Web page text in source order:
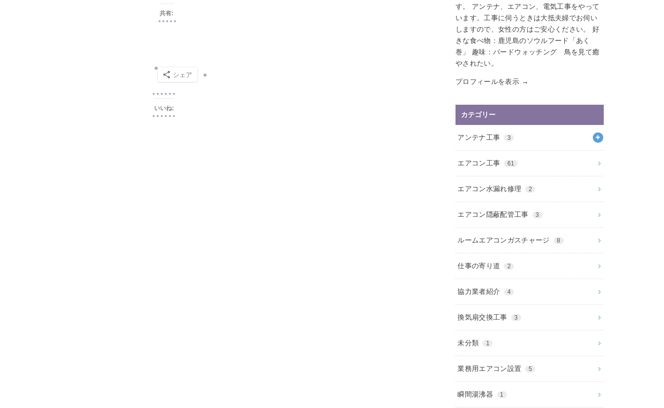
共有:
シェア
いいね:
す。 アンテナ、エアコン、電気工事をやって
います。工事に伺うときは大抵夫婦でお伺い
しますので、女性の方はご安心ください。 好
きな食べ物：鹿児島のソウルフード「あく
巻」 趣味：バードウォッチング 鳥を見て癒
やされたい。
プロフィールを表示 →
カテゴリー
アンテナ工事 3
エアコン工事 61
エアコン水漏れ修理 2
エアコン隠蔽配管工事 3
ルームエアコンガスチャージ 8
仕事の寄り道 2
協力業者紹介 4
換気扇交換工事 3
未分類 1
業務用エアコン設置 5
瞬間湯沸器 1